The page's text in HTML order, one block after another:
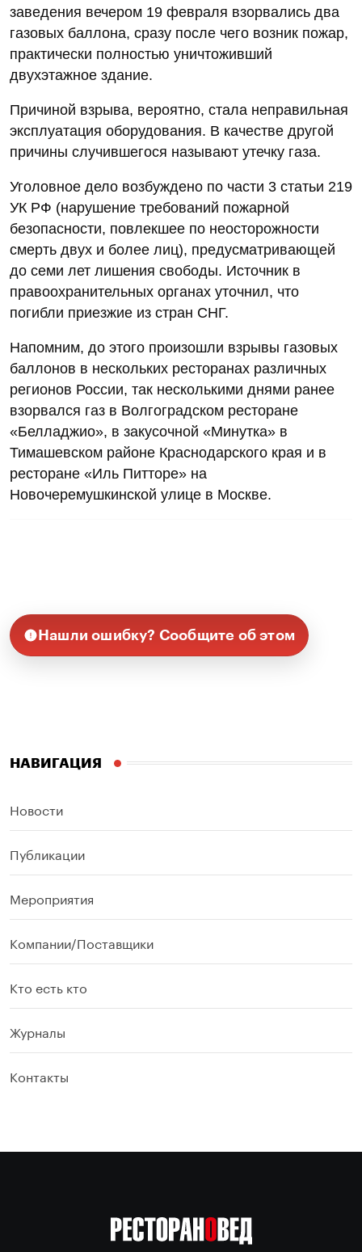
заведения вечером 19 февраля взорвались два
газовых баллона, сразу после чего возник пожар,
практически полностью уничтоживший
двухэтажное здание.
Причиной взрыва, вероятно, стала неправильная
эксплуатация оборудования. В качестве другой
причины случившегося называют утечку газа.
Уголовное дело возбуждено по части 3 статьи 219
УК РФ (нарушение требований пожарной
безопасности, повлекшее по неосторожности
смерть двух и более лиц), предусматривающей
до семи лет лишения свободы. Источник в
правоохранительных органах уточнил, что
погибли приезжие из стран СНГ.
Напомним, до этого произошли взрывы газовых
баллонов в нескольких ресторанах различных
регионов России, так несколькими днями ранее
взорвался газ в Волгоградском ресторане
«Белладжио», в закусочной «Минутка» в
Тимашевском районе Краснодарского края и в
ресторане «Иль Питторе» на
Новочеремушкинской улице в Москве.
Нашли ошибку? Сообщите об этом
НАВИГАЦИЯ
Новости
Публикации
Мероприятия
Компании/Поставщики
Кто есть кто
Журналы
Контакты